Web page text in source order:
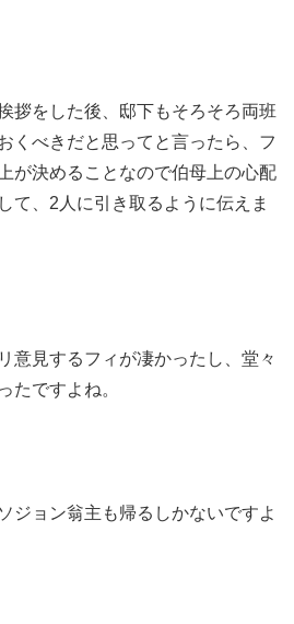
拶をした後、邸下もそろそろ両班
くべきだと思ってと言ったら、フ
が決めることなので伯母上の心配
て、2人に引き取るように伝えま
意見するフィが凄かったし、堂々
たですよね。
ジョン翁主も帰るしかないですよ